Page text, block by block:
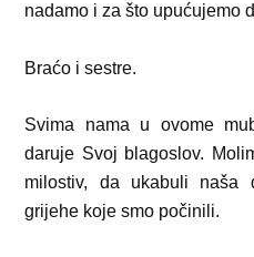
nadamo i za što upućujemo
Braćo i sestre.
Svima nama u ovome
daruje Svoj blagoslov.
milostiv, da ukabuli naša
grijehe koje smo počinili.